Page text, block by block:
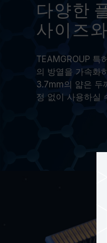
다양한
사이즈
TEAMGROUP 특
의 방열을 가속화
3.7mm의 얇은 두
정 없이 사용하실